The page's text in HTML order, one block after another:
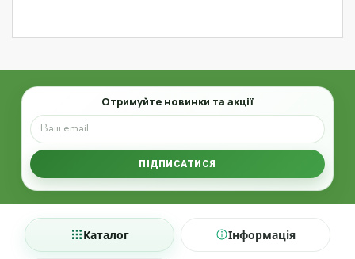
Email
Отримуйте новинки та акції
ПІДПИСАТИСЯ
Каталог Інформація